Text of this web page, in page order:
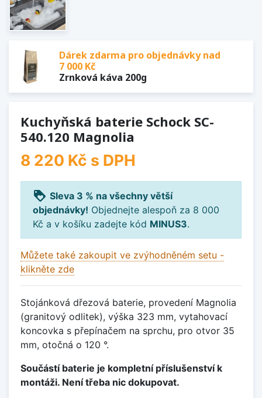
Dárek zdarma pro objednávky nad
7 000 Kč
Zrnková káva 200g
Kuchyňská baterie Schock SC-
540.120 Magnolia
8 220 Kč s DPH
loyalty Sleva 3 % na všechny větší
objednávky! Objednejte alespoň za 8 000
Kč a v košíku zadejte kód MINUS3.
Můžete také zakoupit ve zvýhodněném setu -
klikněte zde
Stojánková dřezová baterie, provedení Magnolia
(granitový odlitek), výška 323 mm, vytahovací
koncovka s přepínačem na sprchu, pro otvor 35
mm, otočná o 120 °.
Součástí baterie je kompletní příslušenství k
montáži. Není třeba nic dokupovat.